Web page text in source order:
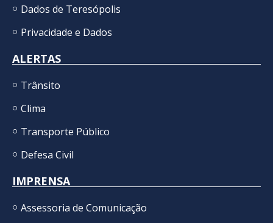
Dados de Teresópolis
Privacidade e Dados
ALERTAS
Trânsito
Clima
Transporte Público
Defesa Civil
IMPRENSA
Assessoria de Comunicação